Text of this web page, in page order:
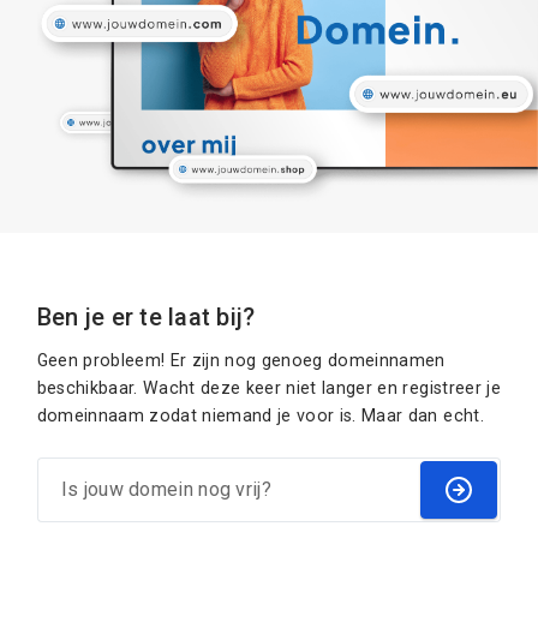
Ben je er te laat bij?
Geen probleem! Er zijn nog genoeg domeinnamen
beschikbaar. Wacht deze keer niet langer en registreer je
domeinnaam zodat niemand je voor is. Maar dan echt.